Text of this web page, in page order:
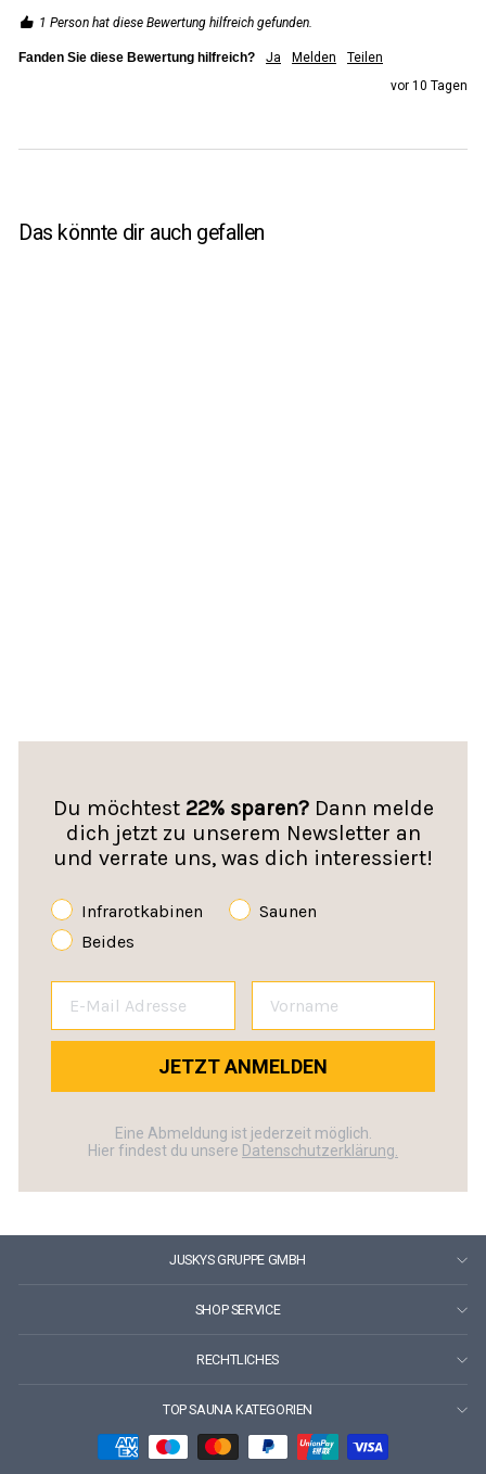
1 Person hat diese Bewertung hilfreich gefunden.
Fanden Sie diese Bewertung hilfreich? Ja Melden
Teilen
vor 10 Tagen
Das könnte dir auch gefallen
Du möchtest 22% sparen?Dann melde
dich jetzt zu unserem Newsletter an
und verrate uns, was dich interessiert!
Infrarotkabinen
Saunen
Beides
JETZT ANMELDEN
Eine Abmeldung ist jederzeit möglich.
Hier findest du unsere Datenschutzerklärung.
JUSKYS GRUPPE GMBH
SHOP SERVICE
RECHTLICHES
TOP SAUNA KATEGORIEN